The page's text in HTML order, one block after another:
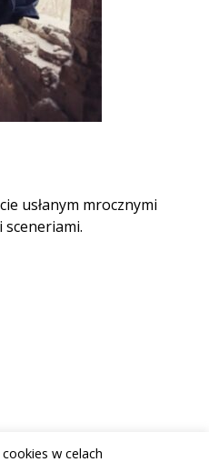
usłanym mrocznymi
sceneriami.
w celach